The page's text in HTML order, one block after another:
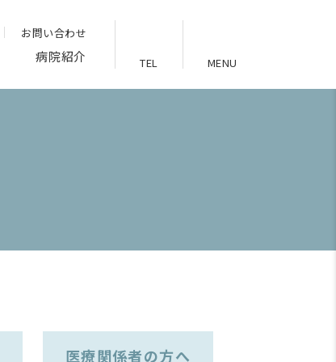
お問い合わせ
病院紹介 TEL MENU
医療関係者の方へ